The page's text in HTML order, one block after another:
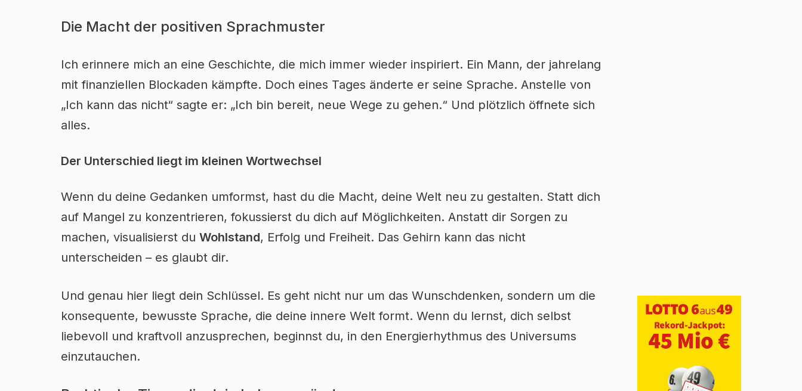
Die Macht der positiven Sprachmuster
Ich erinnere mich an eine Geschichte, die mich immer wieder inspiriert. Ein Mann, der jahrelang
mit finanziellen Blockaden kämpfte. Doch eines Tages änderte er seine Sprache. Anstelle von
„Ich kann das nicht“ sagte er: „Ich bin bereit, neue Wege zu gehen.“ Und plötzlich öffnete sich
alles.
Der Unterschied liegt im kleinen Wortwechsel
Wenn du deine Gedanken umformst, hast du die Macht, deine Welt neu zu gestalten. Statt dich
auf Mangel zu konzentrieren, fokussierst du dich auf Möglichkeiten. Anstatt dir Sorgen zu
machen, visualisierst du Wohlstand, Erfolg und Freiheit. Das Gehirn kann das nicht
unterscheiden – es glaubt dir.
Und genau hier liegt dein Schlüssel. Es geht nicht nur um das Wunschdenken, sondern um die
konsequente, bewusste Sprache, die deine innere Welt formt. Wenn du lernst, dich selbst
liebevoll und kraftvoll anzusprechen, beginnst du, in den Energierhythmus des Universums
einzutauchen.